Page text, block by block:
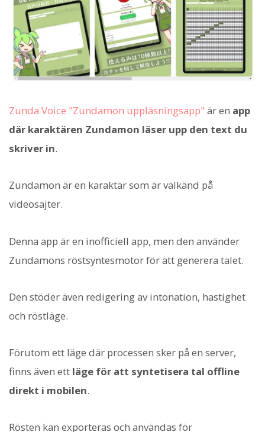
Zunda Voice "Zundamon uppläsningsapp" är en app
där karaktären Zundamon läser upp den text du
skriver in.
Zundamon är en karaktär som är välkänd på
videosajter.
Denna app är en inofficiell app, men den använder
Zundamons röstsyntesmotor för att generera talet.
Den stöder även redigering av intonation, hastighet
och röstläge.
Förutom ett läge där processen sker på en server,
finns även ett läge för att syntetisera tal offline
direkt i mobilen.
Rösten kan exporteras och användas för